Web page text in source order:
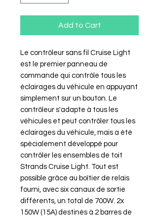
Add to Cart
Le contrôleur sans fil Cruise Light
est le premier panneau de
commande qui contrôle tous les
éclairages du véhicule en appuyant
simplement sur un bouton. Le
contrôleur s'adapte à tous les
véhicules et peut contrôler tous les
éclairages du véhicule, mais a été
spécialement développé pour
contrôler les ensembles de toit
Strands Cruise Light. Tout est
possible grâce au boîtier de relais
fourni, avec six canaux de sortie
différents, un total de 700W. 2x
150W (15A) destinés à 2 barres de